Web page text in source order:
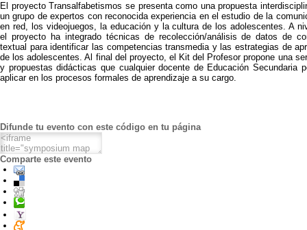
El proyecto Transalfabetismos se presenta como una propuesta
un grupo de expertos con reconocida experiencia en el estudio de la
en red, los videojuegos, la educación y la cultura de los adolescentes. A
el proyecto ha integrado técnicas de recolección/análisis de datos de
textual para identificar las competencias transmedia y las estrategias de
de los adolescentes. Al final del proyecto, el Kit del Profesor propone una
y propuestas didácticas que cualquier docente de Educación Secundaria
aplicar en los procesos formales de aprendizaje a su cargo.
Difunde tu evento con este código en tu página
Comparte este evento